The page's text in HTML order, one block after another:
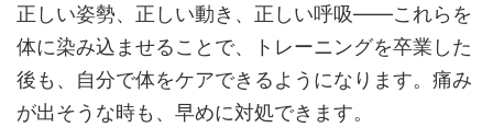
正しい姿勢、正しい動き、正しい呼吸——これらを
体に染み込ませることで、トレーニングを卒業した
後も、自分で体をケアできるようになります。痛み
が出そうな時も、早めに対処できます。